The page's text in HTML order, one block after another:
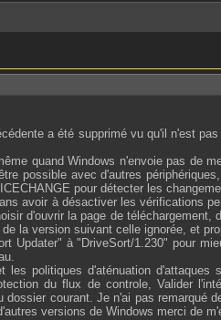
a été supprimé vu qu'il n'est
quand Windows n'envoie pas de
possible avec d'autres
pour détecter les
avoir à désactiver les vérifications
d'ouvrir la page de
la version suivant celle ignorée, et
Updater" à "DriveSort/1.230" pour
politiques d'aténuation
du flux de controle, Valider
courant. Je n'ai pas remarqué
versions de Windows merci de